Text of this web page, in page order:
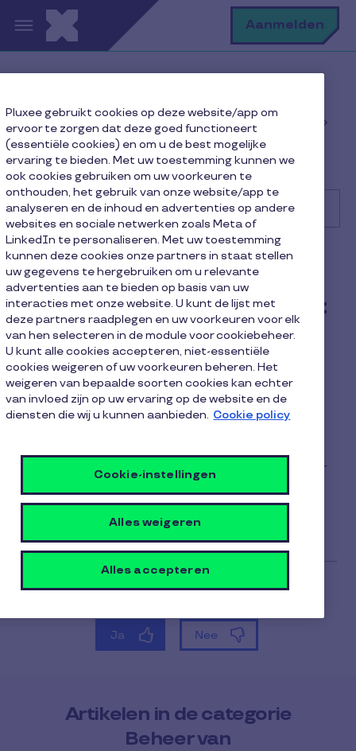
Overslaan en naar de inhoud gaan Aanmelden
Beheer van werknemersvoordelen en
bestellingen
Mag ik maaltijdcheques met verschillende nominale
waarden toekennen?
Zoek
Bedrijf
Mag ik maaltijdcheques met
verschillende nominale
waarden toekennen?
1 minuut leestijd 13 oktober 2025
leestijd
waarden toekent, mits aan alle voorwaarden voor
waarde gebaseerd is op een objectief criterium.
Artikelen in de categorie
Beheer van
Pluxee gebruikt cookies op deze website/app om
ervoor te zorgen dat deze goed functioneert
(essentiële cookies) en om u de best mogelijke
ervaring te bieden. Met uw toestemming kunnen we
ook cookies gebruiken om uw voorkeuren te
onthouden, het gebruik van onze website/app te
analyseren en de inhoud en advertenties op andere
websites en sociale netwerken zoals Meta of
LinkedIn te personaliseren. Met uw toestemming
kunnen deze cookies onze partners in staat stellen
uw gegevens te hergebruiken om u relevante
advertenties aan te bieden op basis van uw
interacties met onze website. U kunt de lijst met
deze partners raadplegen en uw voorkeuren voor elk
van hen selecteren in de module voor cookiebeheer.
U kunt alle cookies accepteren, niet-essentiële
cookies weigeren of uw voorkeuren beheren. Het
weigeren van bepaalde soorten cookies kan echter
van invloed zijn op uw ervaring op de website en de
diensten die wij u kunnen aanbieden. Cookie policy
Cookie-instellingen
Alles weigeren
Alles accepteren